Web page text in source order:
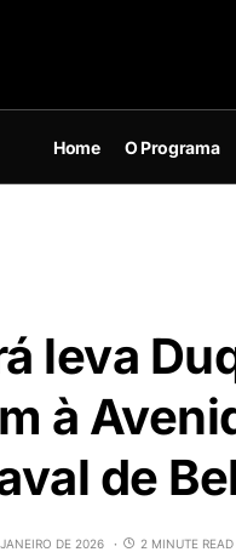
Home O Programa
leva
à
de
DE 2026 2 MINUTE READ